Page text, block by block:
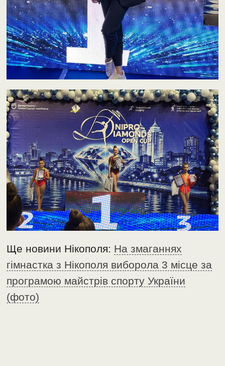
Ще новини Нікополя: На змаганнях
гімнастка з Нікополя виборола 3 місце за
програмою майстрів спорту України
(фото)